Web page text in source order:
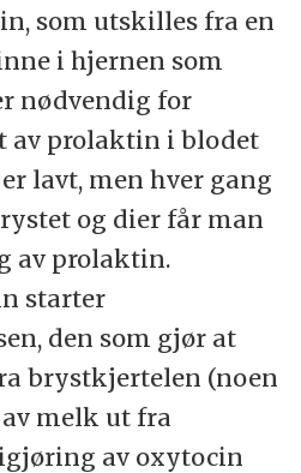
som utskilles fra en
i hjernen som
nødvendig for
av prolaktin i blodet
lavt, men hver gang
og dier får man
av prolaktin.
starter
den som gjør at
brystkjertelen (noen
melk ut fra
av oxytocin